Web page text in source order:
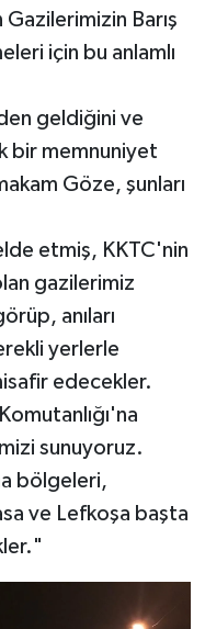
Gazilerimizin Barış
için bu anlamlı
geldiğini ve
bir memnuniyet
Göze, şunları
etmiş, KKTC'nin
gazilerimiz
anıları
yerlerle
edecekler.
sunuyoruz.
bölgeleri,
ve Lefkoşa başta